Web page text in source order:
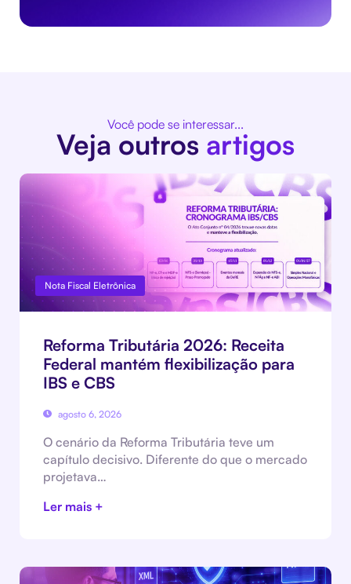
Você pode se interessar...
Veja outros artigos
Nota Fiscal Eletrônica
Reforma Tributária 2026: Receita
Federal mantém flexibilização para
IBS e CBS
agosto 6, 2026
O cenário da Reforma Tributária teve um
capítulo decisivo. Diferente do que o mercado
projetava…
Ler mais +